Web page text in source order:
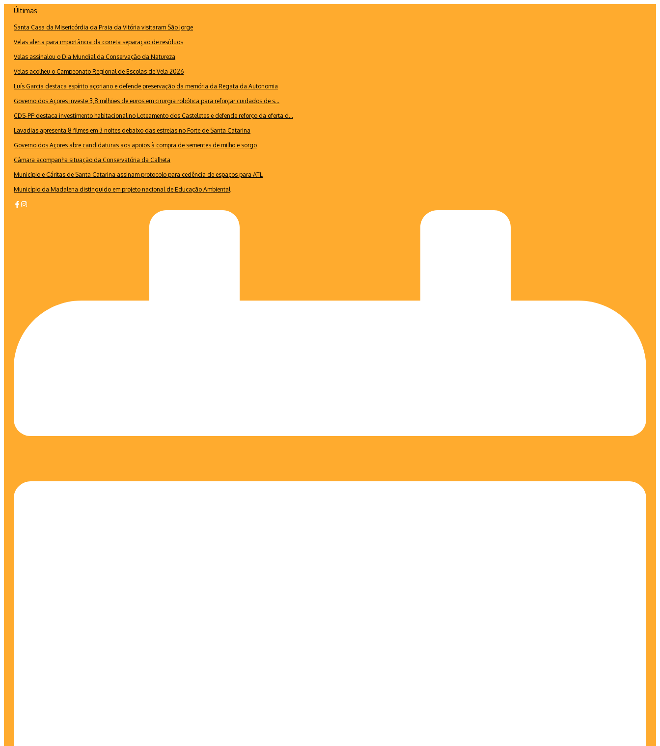
conteúdo
Últimas
Santa Casa da Misericórdia da Praia da Vitória visitaram São Jorge
Velas alerta para importância da correta separação de resíduos
Velas assinalou o Dia Mundial da Conservação da Natureza
Velas acolheu o Campeonato Regional de Escolas de Vela 2026
Luís Garcia destaca espírito açoriano e defende preservação da memória da Regata da Autonomia
Governo dos Açores investe 3,8 milhões de euros em cirurgia robótica para reforçar cuidados de s...
CDS-PP destaca investimento habitacional no Loteamento dos Casteletes e defende reforço da oferta d...
Lavadias apresenta 8 filmes em 3 noites debaixo das estrelas no Forte de Santa Catarina
Governo dos Açores abre candidaturas aos apoios à compra de sementes de milho e sorgo
Câmara acompanha situação da Conservatória da Calheta
Município e Cáritas de Santa Catarina assinam protocolo para cedência de espaços para ATL
Município da Madalena distinguido em projeto nacional de Educação Ambiental